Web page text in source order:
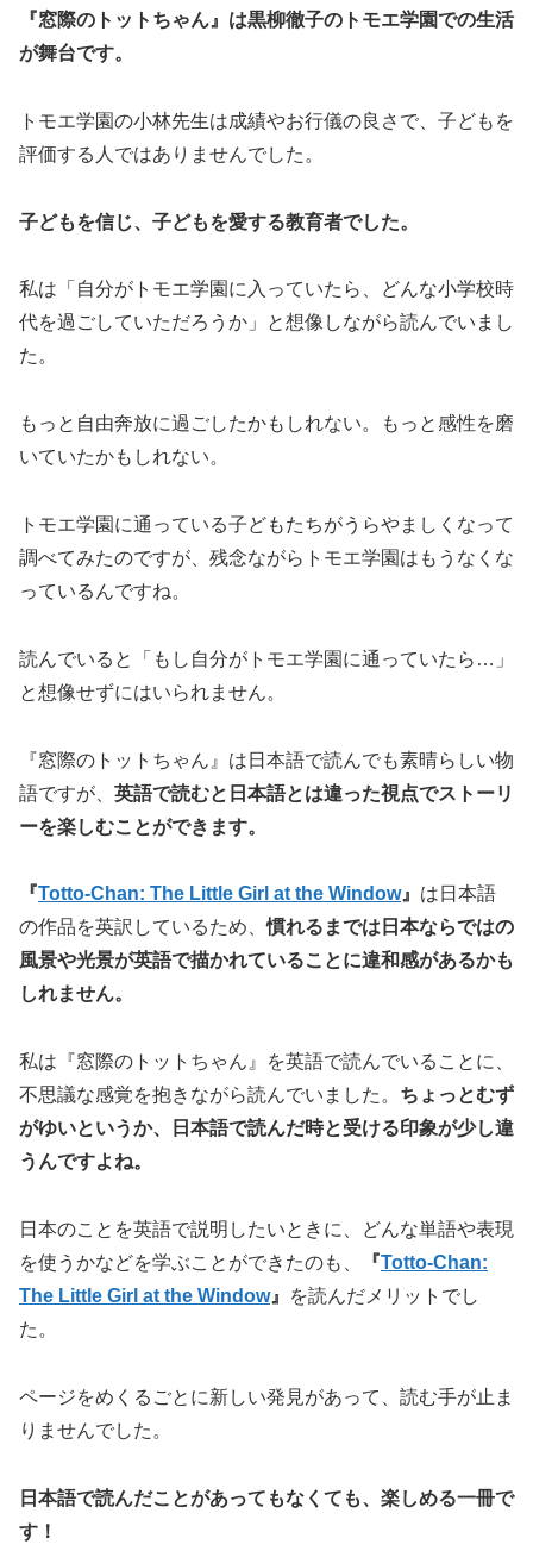
『窓際のトットちゃん』は黒柳徹子のトモエ学園での生活
が舞台です。
トモエ学園の小林先生は成績やお行儀の良さで、子どもを
評価する人ではありませんでした。
子どもを信じ、子どもを愛する教育者でした。
私は「自分がトモエ学園に入っていたら、どんな小学校時
代を過ごしていただろうか」と想像しながら読んでいまし
た。
もっと自由奔放に過ごしたかもしれない。もっと感性を磨
いていたかもしれない。
トモエ学園に通っている子どもたちがうらやましくなって
調べてみたのですが、残念ながらトモエ学園はもうなくな
っているんですね。
読んでいると「もし自分がトモエ学園に通っていたら…」
と想像せずにはいられません。
『窓際のトットちゃん』は日本語で読んでも素晴らしい物
語ですが、 英語で読むと日本語とは違った視点でストーリ
ーを楽しむことができます。
『Totto-Chan: The Little Girl at the Window』 は日本語
の作品を英訳しているため、慣れるまでは日本ならではの
風景や光景が英語で描かれていることに違和感があるかも
しれません。
私は『窓際のトットちゃん』を英語で読んでいることに、
不思議な感覚を抱きながら読んでいました。 ちょっとむず
がゆいというか、日本語で読んだ時と受ける印象が少し違
うんですよね。
日本のことを英語で説明したいときに、どんな単語や表現
を使うかなどを学ぶことができたのも、
『Totto-Chan:
The Little Girl at the Window』
を読んだメリットでし
た。
ページをめくるごとに新しい発見があって、読む手が止ま
りませんでした。
日本語で読んだことがあってもなくても、楽しめる一冊で
す！